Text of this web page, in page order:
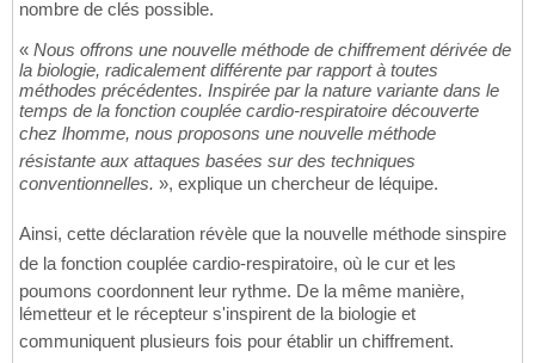
nombre de clés possible.
« Nous offrons une nouvelle méthode de chiffrement dérivée de
la biologie, radicalement différente par rapport à toutes
méthodes précédentes. Inspirée par la nature variante dans le
temps de la fonction couplée cardio-respiratoire découverte
chez lhomme, nous proposons une nouvelle méthode
résistante aux attaques basées sur des techniques
conventionnelles. », explique un chercheur de léquipe.
Ainsi, cette déclaration révèle que la nouvelle méthode sinspire
de la fonction couplée cardio-respiratoire, où le cur et les
poumons coordonnent leur rythme. De la même manière,
lémetteur et le récepteur s'inspirent de la biologie et
communiquent plusieurs fois pour établir un chiffrement.